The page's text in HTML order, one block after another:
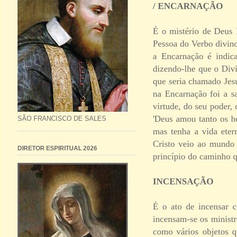
/ ENCARNAÇÃO
É o mistério de Deus
Pessoa do Verbo
a Encarnação é
dizendo-lhe que o
que seria chamado
na Encarnação foi a
virtude, do seu poder,
'Deus amou tanto os
mas tenha a vida
Cristo veio ao
princípio do caminho
INCENSAÇÃO
É o ato de incensar
incensam-se os
como vários objetos
SÃO FRANCISCO DE SALES
DIRETOR ESPIRITUAL 2026